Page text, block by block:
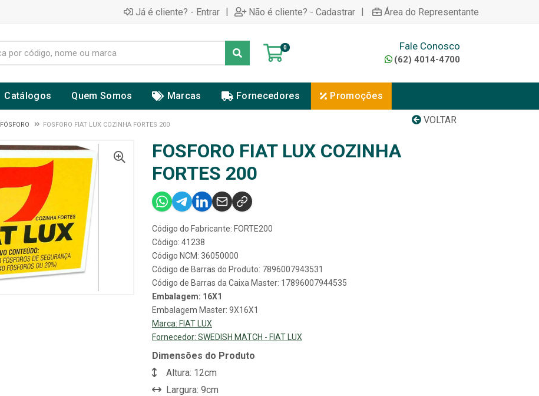
Já é cliente? - Entrar | Não é cliente? - Cadastrar | Área do Representante
0 Fale Conosco
(62) 4014-4700
Catálogos Quem Somos Marcas Fornecedores Promoções
VOLTAR
FÓSFORO FOSFORO FIAT LUX COZINHA FORTES 200
FOSFORO FIAT LUX COZINHA
FORTES 200
Código do Fabricante: FORTE200
Código: 41238
Código NCM: 36050000
Código de Barras do Produto: 7896007943531
Código de Barras da Caixa Master: 17896007944535
Embalagem: 16X1
Embalagem Master: 9X16X1
Marca: FIAT LUX
Fornecedor: SWEDISH MATCH - FIAT LUX
Dimensões do Produto
Altura: 12cm
Largura: 9cm